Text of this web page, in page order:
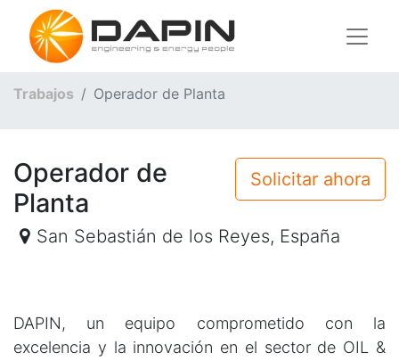
Trabajos Operador de Planta
Solicitar ahora
Operador de
Planta
San Sebastián de los Reyes, España
DAPIN, un equipo comprometido con la
excelencia y la innovación en el sector de OIL &